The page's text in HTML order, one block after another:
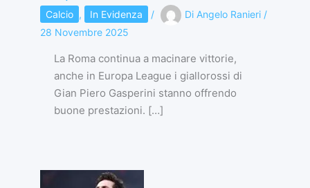
Calcio , In Evidenza / Di Angelo Ranieri /
28 Novembre 2025
La Roma continua a macinare vittorie,
anche in Europa League i giallorossi di
Gian Piero Gasperini stanno offrendo
buone prestazioni. […]